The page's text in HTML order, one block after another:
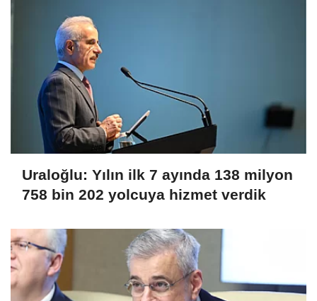
Uraloğlu: Yılın ilk 7 ayında 138 milyon
758 bin 202 yolcuya hizmet verdik